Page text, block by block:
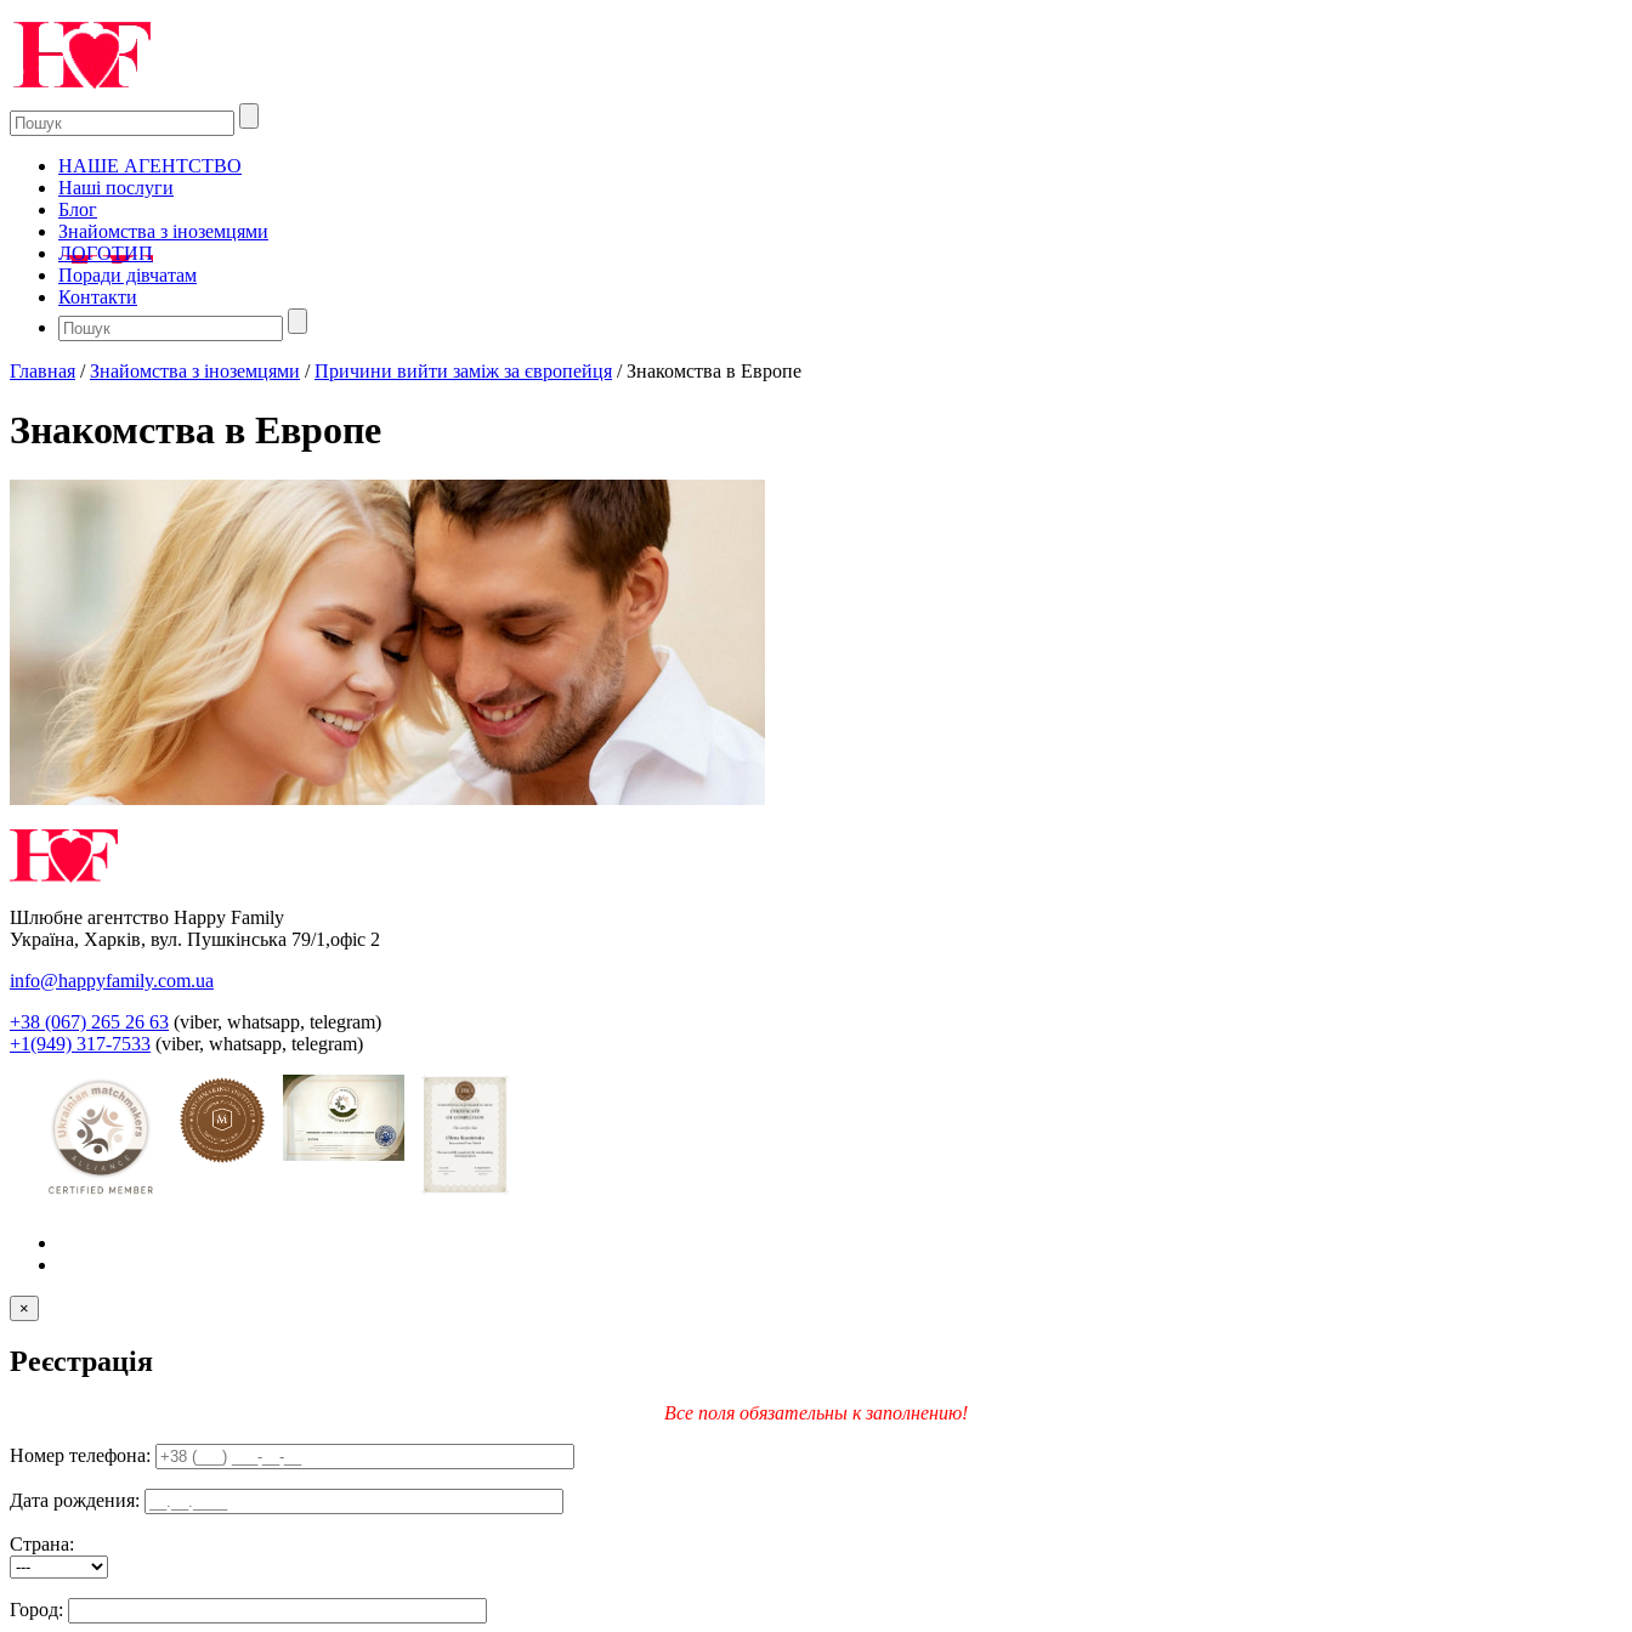
НАШЕ АГЕНТСТВО
Наші послуги
Блог
Знайомства з іноземцями
ЛОГОТИП
Поради дівчатам
Контакти
Главная /Знайомства з іноземцями /Причини вийти заміж за європейця /Знакомства в Европе
Знакомства в Европе
Шлюбне агентство Happy Family
Україна, Харків, вул. Пушкінська 79/1,офіс 2
info@happyfamily.com.ua
+38 (067) 265 26 63 (viber, whatsapp, telegram)
+1(949) 317-7533 (viber, whatsapp, telegram)
×
Реєстрація
Все поля обязательны к заполнению!
Номер телефона:
Дата рождения:
Страна:
Город: